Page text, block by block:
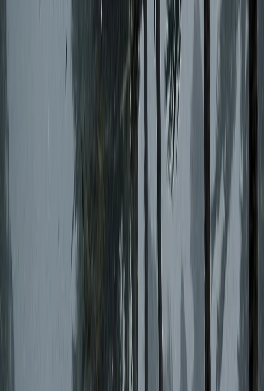
তোফায়েল আহমেদ ৯ বার জাতীয় সংসদের সদস্য ছিলেন। সর্বশেষ তিনি
ভোলা-১ আসন থেকে সংসদ সদস্য নির্বাচিত হন। দীর্ঘদিন বাংলাদেশ
আওয়ামী লীগের সভাপতিমণ্ডলীর সদস্য হিসেবে দায়িত্ব পালন করেছেন
১৯৪৩ সালের ২২ অক্টোবর ভোলা সদর উপজেলার দক্ষিণ দিঘলদী
ইউনিয়নের কোড়ালিয়া গ্রামে জন্মগ্রহণ করেন। তার বাবার নাম মৌলভী
আজহার আলী ও মা ফাতেমা বেগম। দাম্পত্য জীবনে স্ত্রী আনোয়ারা
বেগম ও একমাত্র সন্তান ডা. তাসলিমা আহমেদ জামান মুন্নীকে রেখে
অ্যাকাডেমিক জীবনে ১৯৬০ সালে ভোলা সরকারি হাই স্কুল থেকে
মাধ্যমিক ও ১৯৬২ সালে বরিশাল ব্রজমোহন কলেজ থেকে উচ্চ মাধ্যমিক
পাস করেন। ১৯৬৪ সালে বিএসসি পাস করেন। পরবর্তীতে ঢাকা
বিশ্ববিদ্যালয় থেকে মৃত্তিকাবিজ্ঞানে এমএসসি সম্পন্ন করেন।
রাজনীতিতে তোফায়েল আহমেদের হাতেখড়ি হয় ছাত্রলীগের মাধ্যমে।
১৯৬৮-৬৯-এ গণজাগরণ ও ছাত্র আন্দোলনে তিনি ডাকসুর ভিপি হিসেবে
সর্বদলীয় ছাত্র সংগ্রাম পরিষদের আহ্বায়কের দায়িত্ব পালন করেন।
ঊনসত্তরের গণঅভ্যুত্থানের কারণে শেখ মুজিবুর রহমানসহ আগরতলা
কেন্দ্রীয় ছাত্র সংগ্রাম পরিষদ সেই বছরেরই ২৩ ফেব্রুয়ারি শেখ মুজিবের
সম্মানে ঢাকার রেসকোর্স ময়দানে (বর্তমান সোহ্‌রাওয়ার্দী উদ্যান) এক
সভার আয়োজন করে। লাখো জনতার অংশগ্রহণে আয়োজিত এই
সম্মেলনে শেখ মুজিবকে ‘বঙ্গবন্ধু’ উপাধি ঘোষণা দেন তোফায়েল